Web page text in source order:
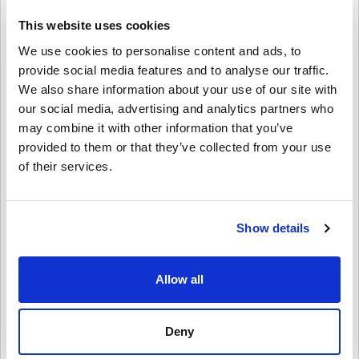
This website uses cookies
We use cookies to personalise content and ads, to
provide social media features and to analyse our traffic.
We also share information about your use of our site with
our social media, advertising and analytics partners who
may combine it with other information that you’ve
provided to them or that they’ve collected from your use
of their services.
Show details
Allow all
Deny
skin-uri și alte articole digitale.
Cum să valorifici cardul PSN de 60 USD - PlayStation
Network SUA?
1️⃣ Conectează-te la contul tău PSN - Accesează prin consolă sau
prin site-ul web PlayStation Store.
2️⃣ Navighează la „Valorifică coduri” - se găsește în meniul
3️⃣ Introdu codul tău digital - Introdu codul de 12 cifre primit după
cumpărare.
Card PSN 60 USD - PlayStation Network USA
libertatea de a cumpăra jocuri, abonamente și divertisment în
termenii tăi. Ia-ți acum cheia digitală pentru cardul PSN 60 USD -